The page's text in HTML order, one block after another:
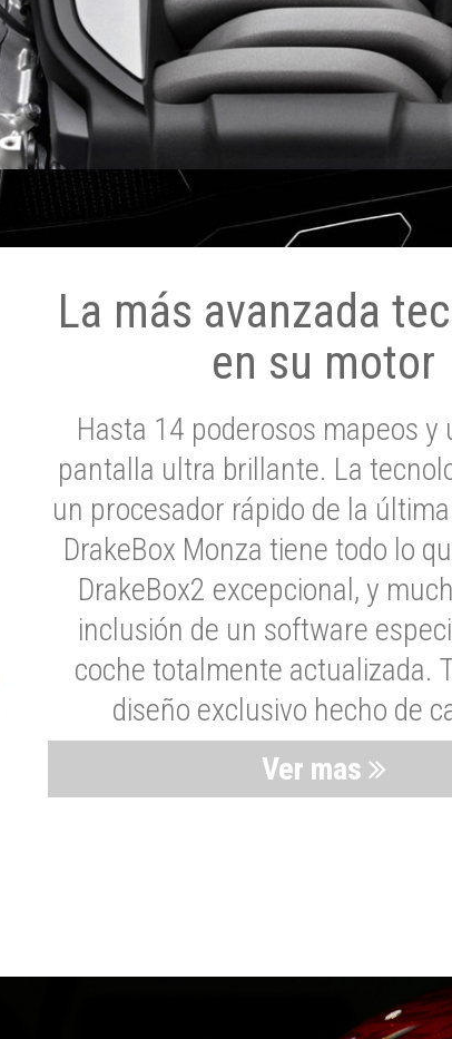
La más avanzada
en su motor
Hasta 14 poderosos mapeos y
pantalla ultra brillante. La
un procesador rápido de la
DrakeBox Monza tiene todo lo
DrakeBox2 excepcional, y
inclusión de un software
coche totalmente actualizada.
diseño exclusivo hecho de
Ver mas